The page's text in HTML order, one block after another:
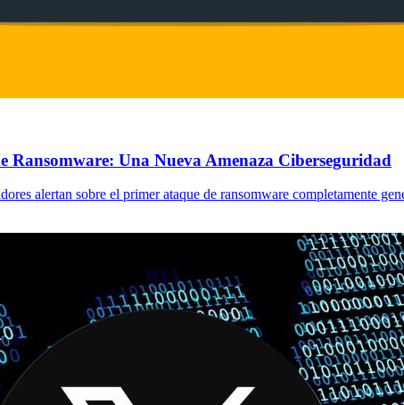
Ransomware: Una Nueva Amenaza Ciberseguridad
alertan sobre el primer ataque de ransomware completamente